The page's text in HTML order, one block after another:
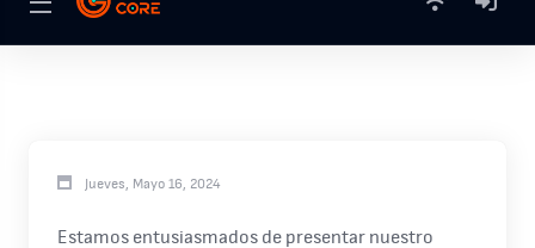
Jueves, Mayo 16, 2024
Estamos entusiasmados de presentar nuestro